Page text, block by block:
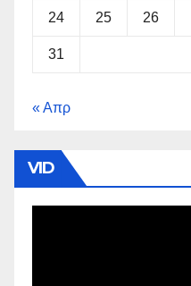
24 25 26
31
« Απρ
VID